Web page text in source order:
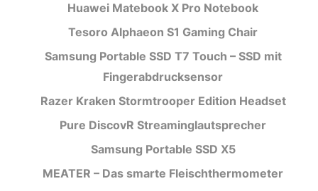
Huawei Matebook X Pro Notebook
Tesoro Alphaeon S1 Gaming Chair
Samsung Portable SSD T7 Touch – SSD mit
Fingerabdrucksensor
Razer Kraken Stormtrooper Edition Headset
Pure DiscovR Streaminglautsprecher
Samsung Portable SSD X5
MEATER – Das smarte Fleischthermometer